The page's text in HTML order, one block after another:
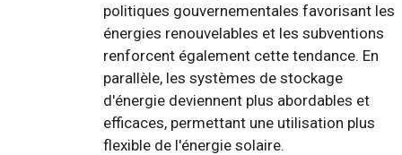
politiques gouvernementales favorisant les
énergies renouvelables et les subventions
renforcent également cette tendance. En
parallèle, les systèmes de stockage
d'énergie deviennent plus abordables et
efficaces, permettant une utilisation plus
flexible de l'énergie solaire.